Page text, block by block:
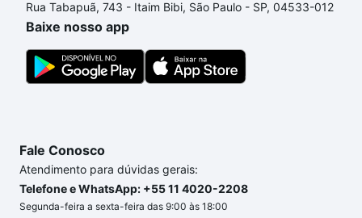
um apartamento
e conte com a gente para comprar
o imóvel dos seus sonhos com segurança e
conforto. Loft, com você até as chaves.
Rua Tabapuã, 743 - Itaim Bibi, São Paulo - SP, 04533-012
Baixe nosso app
Fale Conosco
Atendimento para dúvidas gerais:
Telefone e WhatsApp: +55 11 4020-2208
Segunda-feira a sexta-feira das 9:00 às 18:00